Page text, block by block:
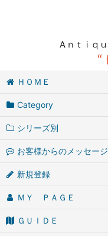
ＨＯＭＥ
Category
シリーズ別
お客様からのメッセージ
新規登録
ＭＹ ＰＡＧＥ
ＧＵＩＤＥ